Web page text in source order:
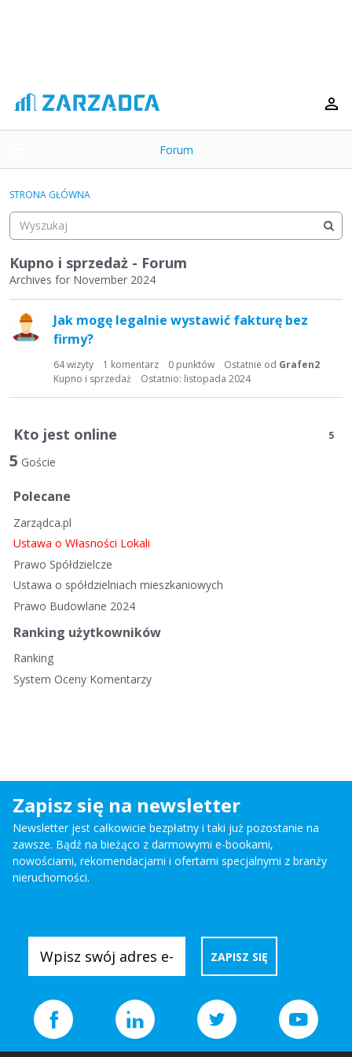
o
g
e
m
e
n
Forum
Kategorie
Dyskusje
Aktywność
STRONA GŁÓWNA
Kupno i sprzedaż - Forum
Archives for November 2024
s
d
s
k
u
y
n
a
Jak mogę legalnie wystawić fakturę bez
firmy?
64wizyty 1 komentarz 0 punktów Ostatnie od Grafen2
Ostatnio: listopada 2024
Kupno i sprzedaż
Kto jest online 5
5 Goście
Polecane
Zarządca.pl
Ustawa o Własności Lokali
Prawo Spółdzielcze
Ustawa o spółdzielniach mieszkaniowych
Prawo Budowlane 2024
Ranking użytkowników
Ranking
System Oceny Komentarzy
Zapisz się na newsletter
Newsletter jest całkowicie bezpłatny i taki już pozostanie na
zawsze. Bądź na bieżąco z darmowymi e-bookami,
nowościami, rekomendacjami i ofertami specjalnymi z branży
nieruchomości.